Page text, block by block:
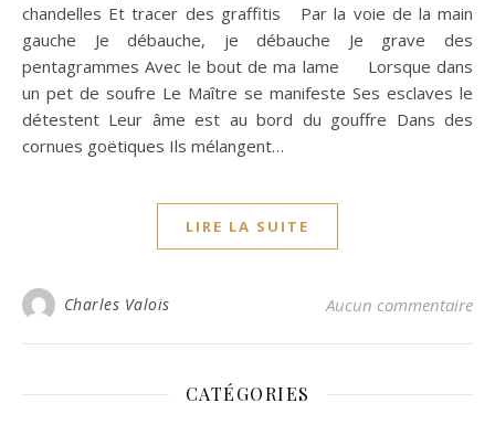
chandelles Et tracer des graffitis Par la voie de la main
gauche Je débauche, je débauche Je grave des
pentagrammes Avec le bout de ma lame Lorsque dans
un pet de soufre Le Maître se manifeste Ses esclaves le
détestent Leur âme est au bord du gouffre Dans des
cornues goëtiques Ils mélangent…
LIRE LA SUITE
Charles Valois Aucun commentaire
CATÉGORIES